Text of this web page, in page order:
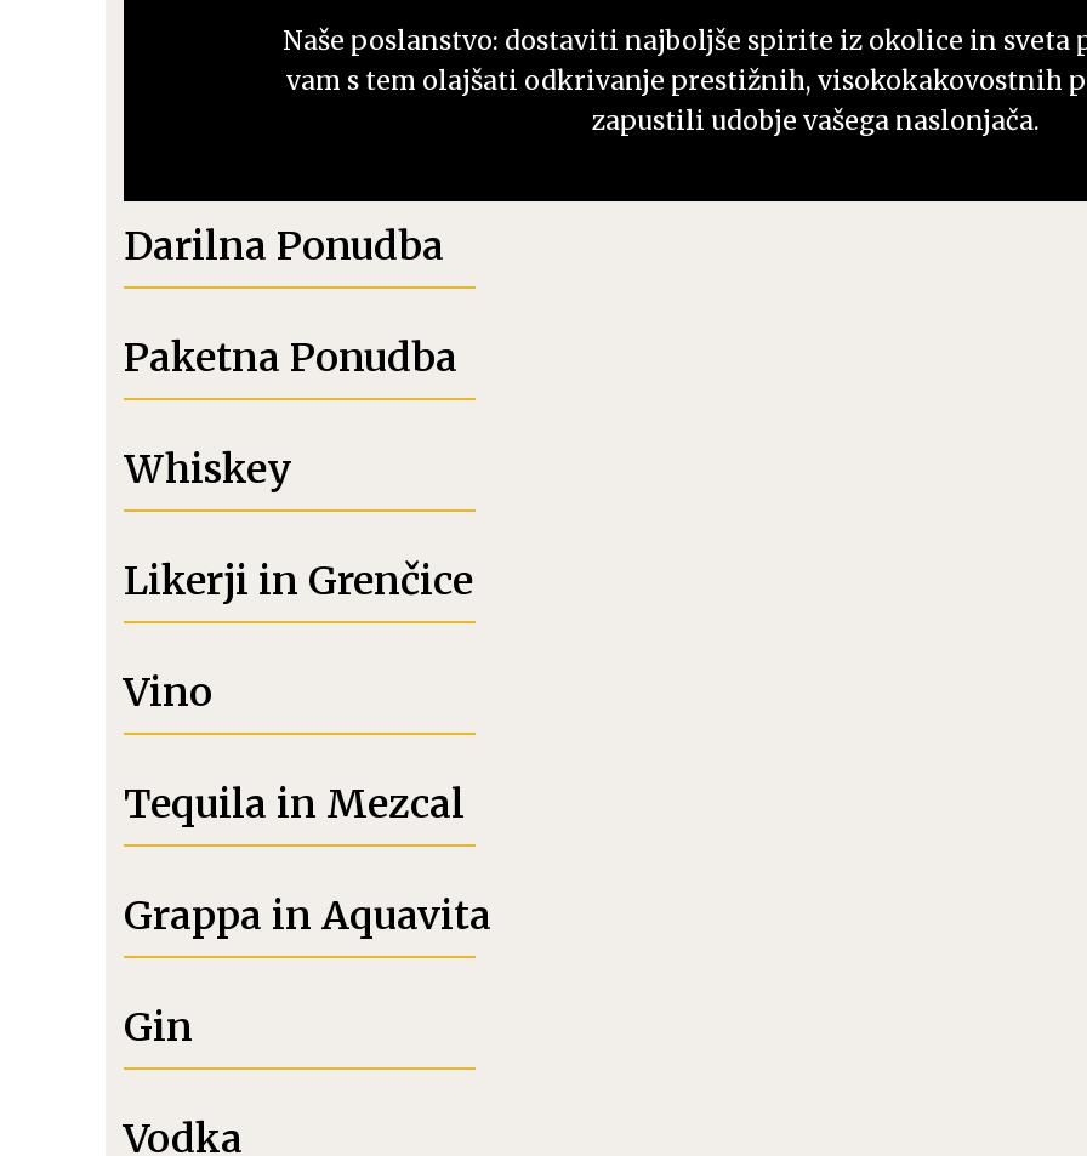
Bag in Box Koktajli
Naše poslanstvo: dostaviti najboljše spirite iz okolice in sveta
vam s tem olajšati odkrivanje prestižnih, visokokakovostnih
zapustili udobje vašega naslonjača.
Darilna Ponudba
Paketna Ponudba
Whiskey
Likerji in Grenčice
Vino
Tequila in Mezcal
Grappa in Aquavita
Gin
Vodka